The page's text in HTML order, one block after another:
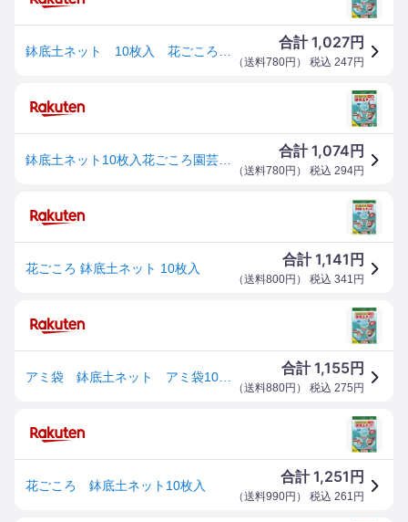
合計1,027円
（送料780円 ） 税込 247 円
合計1,074 円
（送料780円 ） 税込 294円
花ごころ 鉢底土ネット 10枚入
合計1,141 円
（送料800円 ） 税込 341 円
合計1,155円
（送料880円 ） 税込 275 円
花ごころ 鉢底土ネット10枚入
合計1,251 円
（送料990円 ） 税込 261 円